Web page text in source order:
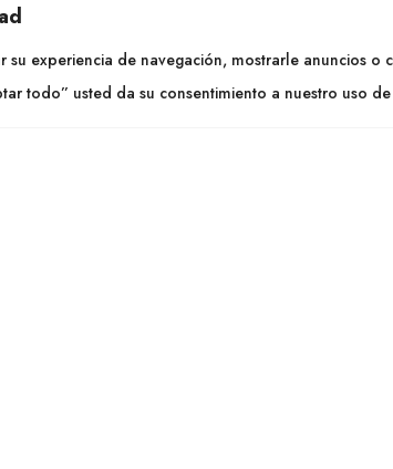
su experiencia de navegación, mostrarle anuncios
todo” usted da su consentimiento a nuestro uso
CONTACTO
Tel. +34 977053013